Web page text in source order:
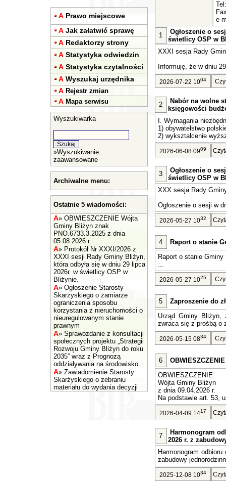
A Prawo miejscowe
A Jak załatwić sprawę
A Redaktorzy strony
A Statystyka odwiedzin
A Statystyka czytalności
A Wyszukaj urzędnika
A Rejestr zmian
A Mapa serwisu
Wyszukiwarka
»Wyszukiwanie
zaawansowane
Archiwalne menu:
Ostatnie 5 wiadomości:
A» OBWIESZCZENIE Wójta
Gminy Bliżyn znak
PNO.6733.3.2025 z dnia
05.08.2026 r.
A» Protokół Nr XXXI/2026 z
XXXI sesji Rady Gminy Bliżyn,
która odbyła się w dniu 29 lipca
2026r. w świetlicy OSP w
Bliżynie.
A» Ogłoszenie Starosty
Skarżyskiego o zamiarze
ograniczenia sposobu
korzystania z nieruchomości o
nieuregulowanym stanie
prawnym
A» Sprawozdanie z konsultacji
społecznych projektu „Strategii
Rozwoju Gminy Bliżyn do roku
2035” wraz z Prognozą
oddziaływania na środowisko.
A» Zawiadomienie Starosty
Skarżyskiego o zebraniu
materiału do wydania decyzji
Tel:
e-
1
Ogłoszenie o
świetlicy OSP w
XXXI sesja Rady
Informuję, że w dniu
2026-07-22 1004
2
Nabór na wolne
księgowości
I. Wymagania
1) obywatelstwo
2) wykształcenie
2026-06-08 0909
3
Ogłoszenie o
świetlicy OSP w
XXX sesja Rady
Ogłoszenie o sesji w
2026-05-27 1032
4
Raport o stanie
Raport o stanie
...
2026-05-27 1025
5
Zaproszenie do
Urząd Gminy
zwraca się z prośbą o
2026-05-15 0834
6
OBWIESZCZENIE
Wójta Gminy Bliżyn
z dnia 09.04.2026 r.
Na podstawie art. 53,
2026-04-09 1417
7
Harmonogram
2026 r. z
Harmonogram
zabudowy
2025-12-08 1034